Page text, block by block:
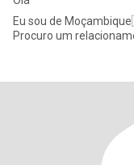
Eu sou de
Procuro um